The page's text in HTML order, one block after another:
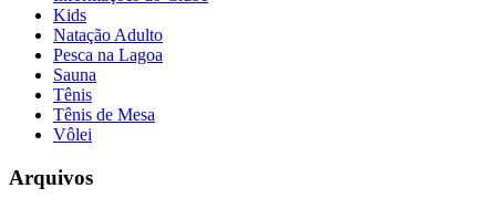
Kids
Natação Adulto
Pesca na Lagoa
Sauna
Tênis
Tênis de Mesa
Vôlei
Arquivos